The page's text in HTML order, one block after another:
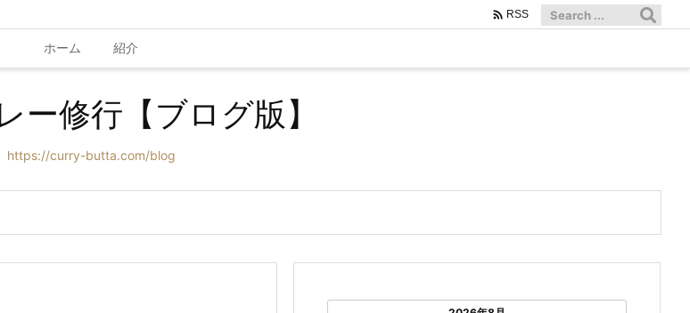
ホーム 紹介
 RSS
ー修行【ブログ版】
https://curry-butta.com/blog